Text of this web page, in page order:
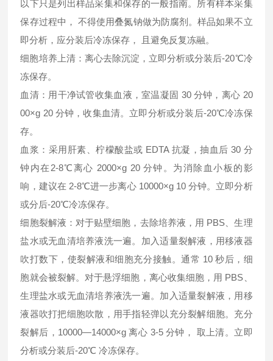
以下只是列出样品采集和保存的一般指南。所有样本采集
保存过程中， 不得使用叠氮钠做为防腐剂。样品如果不立
即分析，应分装后冷冻保存， 且避免反复冻融。
细胞培养上清：离心去除沉淀，立即分析或分装后-20℃冷
冻保存。
血清：用干净试管收集血液，室温凝固 30 分钟，离心 20
00×g 20 分钟，收集血清。立即分析或分装后-20℃冷冻保
存。
血浆：采用肝素、柠檬酸盐或 EDTA 抗凝，抽血后 30 分
钟内在2-8℃离心 2000×g 20 分钟。为消除血小板的影
响，建议在 2-8℃进一步离心 10000×g 10 分钟。立即分析
或分后-20℃冷冻保存。
细胞裂解液：对于贴壁细胞，去除培养液，用 PBS、生理
盐水或无血清培养液洗一遍。加入适量裂解液，用移液器
吹打数下，使裂解液和细胞充分接触。通常 10 秒后，细
胞就会被裂解。对于悬浮细胞，离心收集细胞，用 PBS、
生理盐水或无血清培养液洗一遍。加入适量裂解液，用移
液器吹打把细胞吹散，用手指轻弹以充分裂解细胞。充分
裂解后，10000—14000×g 离心 3-5 分钟， 取上清。立即
分析或分装后-20℃ 冷冻保存。